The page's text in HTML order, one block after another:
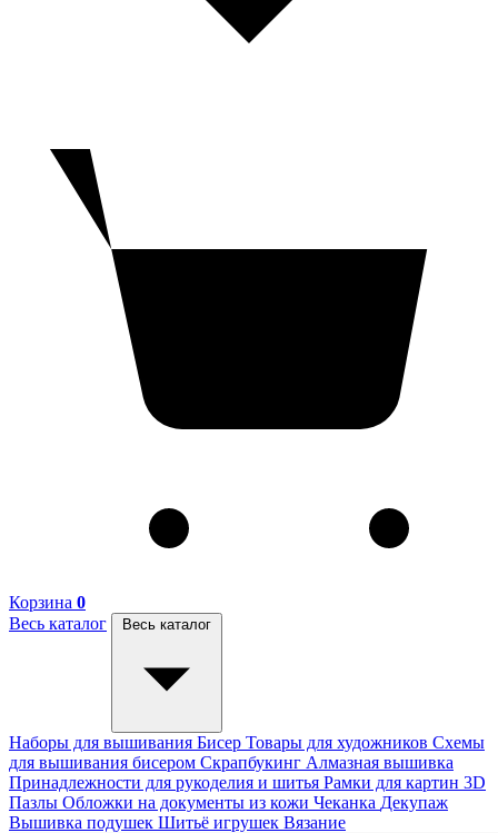
Корзина 0
Весь каталог
Весь каталог
Наборы для вышивания Бисер Товары для художников Схемы
для вышивания бисером Скрапбукинг Алмазная вышивка
Принадлежности для рукоделия и шитья Рамки для картин 3D
Пазлы Обложки на документы из кожи Чеканка Декупаж
Вышивка подушек Шитьё игрушек Вязание